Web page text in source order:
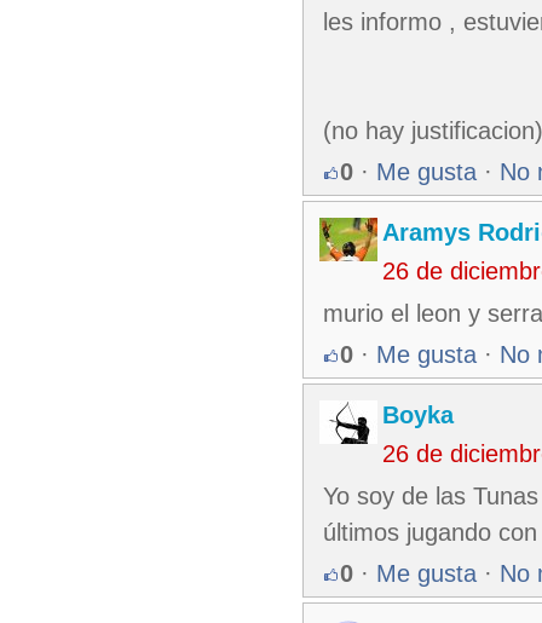
les informo ,
(no hay
0 · Me gusta · No
Aramys
26 de
murio el leon y
0 · Me gusta · No
Boyka
26 de
Yo soy de las
últimos jugando
0 · Me gusta · No